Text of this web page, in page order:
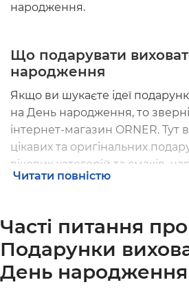
народження.
Що подарувати
народження
Якщо ви шукаєте ідеї
на День народження, то
інтернет-магазин ORNER. Тут
цікавих та оригінальних
вікових категорій та смаків,
креативними написами та
тваринками. Такі подарунки
викличуть усмішку на
й стануть гарним та
Читати повністю
Часті питання
Подарунки
День народження